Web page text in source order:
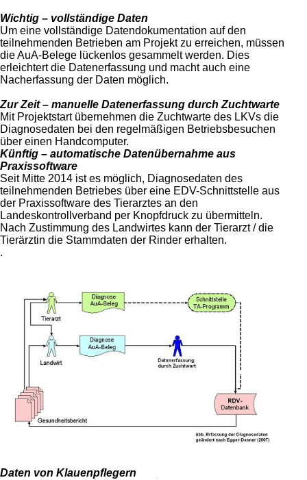
Wichtig – vollständige Daten
Um eine vollständige Datendokumentation auf den
teilnehmenden Betrieben am Projekt zu erreichen, müssen
die AuA-Belege lückenlos gesammelt werden. Dies
erleichtert die Datenerfassung und macht auch eine
Nacherfassung der Daten möglich.
Zur Zeit – manuelle Datenerfassung durch Zuchtwarte
Mit Projektstart übernehmen die Zuchtwarte des LKVs die
Diagnosedaten bei den regelmäßigen Betriebsbesuchen
über einen Handcomputer.
Künftig – automatische Datenübernahme aus
Praxissoftware
Seit Mitte 2014 ist es möglich, Diagnosedaten des
teilnehmenden Betriebes über eine EDV-Schnittstelle aus
der Praxissoftware des Tierarztes an den
Landeskontrollverband per Knopfdruck zu übermitteln.
Nach Zustimmung des Landwirtes kann der Tierarzt / die
Tierärztin die Stammdaten der Rinder erhalten.
.
Daten von Klauenpflegern